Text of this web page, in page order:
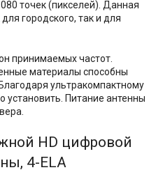
точек (пикселей). Данная
городского, так и для
принимаемых частот.
материалы способны
ультракомпактному
установить. Питание антенны
HD цифровой
4-ELA